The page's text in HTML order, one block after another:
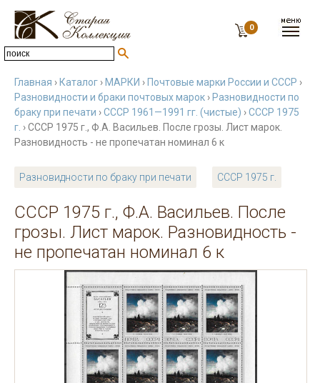
0
Главная › Каталог › МАРКИ › Почтовые марки России и СССР ›
Разновидности и браки почтовых марок › Разновидности по
браку при печати ›СССР 1961—1991 гг. (чистые) ›СССР 1975
г. › СССР 1975 г., Ф.А. Васильев. После грозы. Лист марок.
Разновидность - не пропечатан номинал 6 к
Разновидности по браку при печати СССР 1975 г.
СССР 1975 г., Ф.А. Васильев. После
грозы. Лист марок. Разновидность -
не пропечатан номинал 6 к